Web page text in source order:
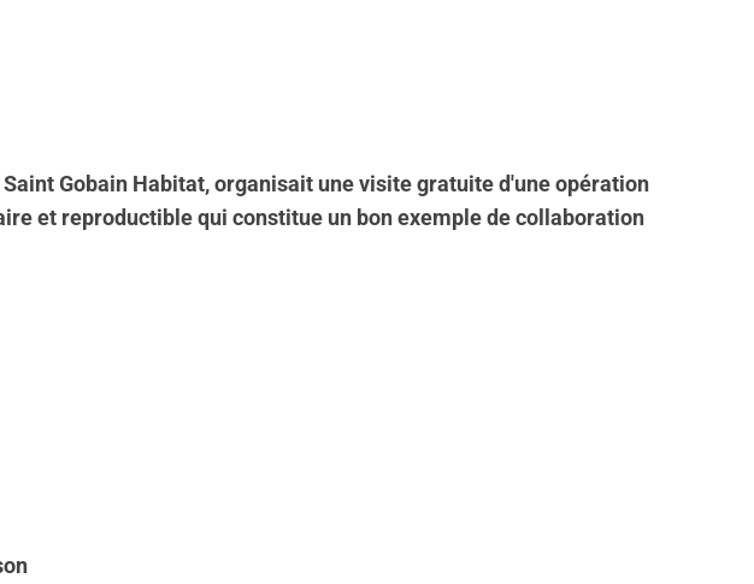
Gobain Habitat, organisait une visite gratuite d'une opération
et reproductible qui constitue un bon exemple de collaboration